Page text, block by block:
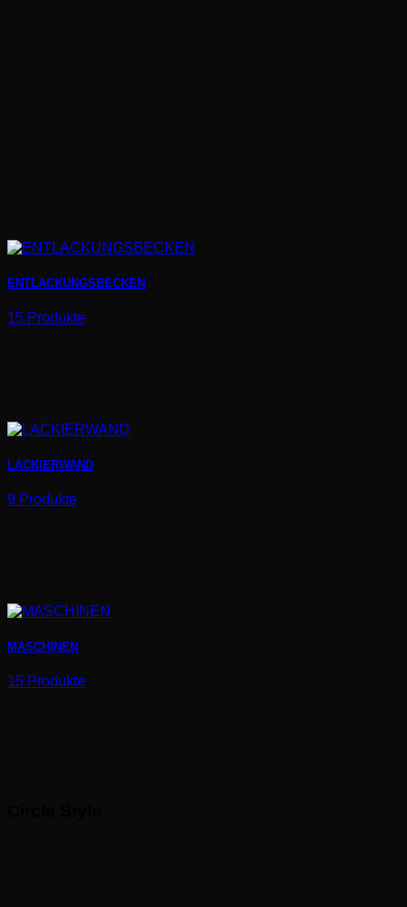
ENTLACKUNGSBECKEN
15 Produkte
LACKIERWAND
9 Produkte
MASCHINEN
15 Produkte